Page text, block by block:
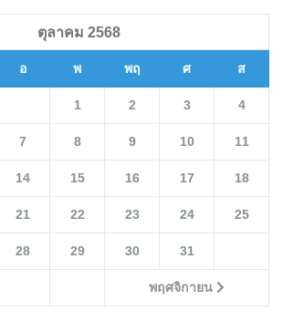
ตุลาคม 2568
อ พ พฤ ศ ส
พฤศจิกายน
1 2 3 4
7 8 9 10 11
14 15 16 17 18
21 22 23 24 25
28 29 30 31